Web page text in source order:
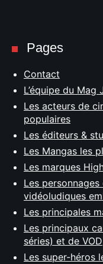
Pages
Contact
L’équipe du Mag
Les acteurs de
populaires
Les éditeurs &
Les Mangas les
Les marques
Les
vidéoludiques
Les principales
Les principaux
séries) et de VOD
Les super-héros